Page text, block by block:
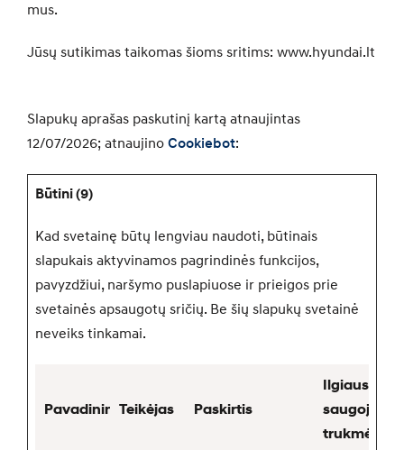
mus.
Jūsų sutikimas taikomas šioms sritims: www.hyundai.lt
Slapukų aprašas paskutinį kartą atnaujintas
12/07/2026; atnaujino Cookiebot:
Būtini (9)
Kad svetainę būtų lengviau naudoti, būtinais
slapukais aktyvinamos pagrindinės funkcijos,
pavyzdžiui, naršymo puslapiuose ir prieigos prie
svetainės apsaugotų sričių. Be šių slapukų svetainė
neveiks tinkamai.
PavadinimasTeikėjas Paskirtis
Ilgiausia
saugojimo
trukmė